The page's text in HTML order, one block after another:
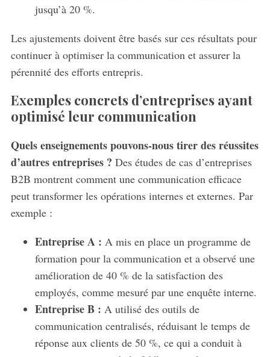
jusqu’à 20 %.
Les ajustements doivent être basés sur ces résultats pour
continuer à optimiser la communication et assurer la
pérennité des efforts entrepris.
Exemples concrets d’entreprises ayant
optimisé leur communication
Quels enseignements pouvons-nous tirer des réussites
d’autres entreprises ? Des études de cas d’entreprises
B2B montrent comment une communication efficace
peut transformer les opérations internes et externes. Par
exemple :
Entreprise A : A mis en place un programme de
formation pour la communication et a observé une
amélioration de 40 % de la satisfaction des
employés, comme mesuré par une enquête interne.
Entreprise B : A utilisé des outils de
communication centralisés, réduisant le temps de
réponse aux clients de 50 %, ce qui a conduit à